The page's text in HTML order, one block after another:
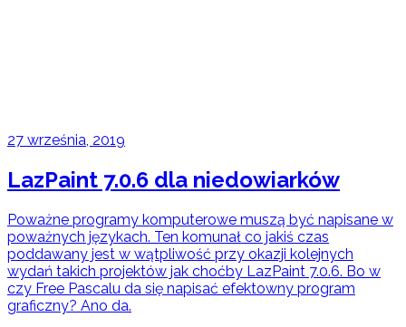
27 września, 2019
LazPaint 7.0.6 dla niedowiarków
Poważne programy komputerowe muszą być napisane w
poważnych językach. Ten komunał co jakiś czas
poddawany jest w wątpliwość przy okazji kolejnych
wydań takich projektów jak choćby LazPaint 7.0.6. Bo w
czy Free Pascalu da się napisać efektowny program
graficzny? Ano da.